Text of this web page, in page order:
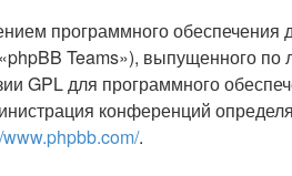
программного
Teams»), выпущенного по
GPL для программного
конференций
www.phpbb.com/.